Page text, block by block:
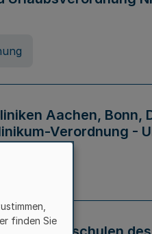
Aachen, Bonn,
Verordnung -
finden Sie